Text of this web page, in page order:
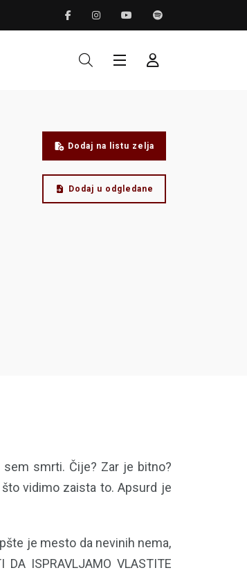
Dodaj na listu zelja
Dodaj u odgledane
smrti. Čije? Zar je bitno?
što vidimo zaista to. Apsurd je
je mesto da nevinih nema,
ISPRAVLJAMO VLASTITE